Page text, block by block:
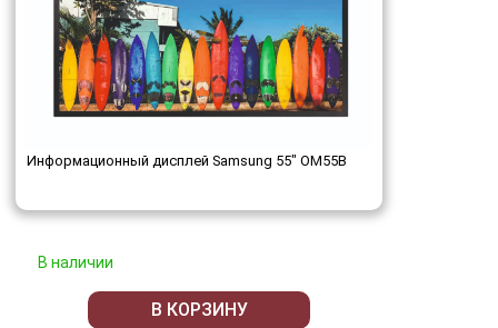
Информационный дисплей Samsung 55" OM55B
В наличии
В КОРЗИНУ